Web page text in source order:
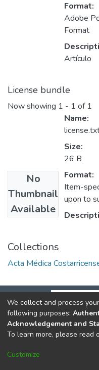
Format:
Adobe
Format
Artículo
License bundle
Now showing 1 - 1 of 1
No
Thumbnail
Available
Name:
Size:
26 B
Format:
Item-
upon to
Collections
Acta Médica
DSpace software
Cookie
We collect and process
following purposes:
Acknowledgement and
To learn more, please read
Customize